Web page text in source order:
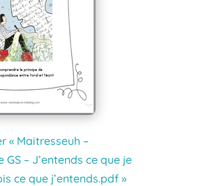
« Maitresseuh –
GS – J’entends ce que je
ce que j’entends.pdf »